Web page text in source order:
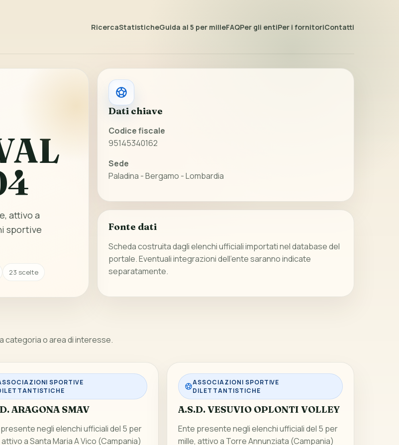
RicercaStatisticheGuida al 5 per milleFAQPer gli entiPer i fornitoriContatti
attivo a
sportive
23 scelte
Dati chiave
Codice fiscale
95145340162
Sede
Paladina - Bergamo - Lombardia
Fonte dati
Scheda costruita dagli elenchi ufficiali importati nel database del
portale. Eventuali integrazioni dell’ente saranno indicate
separatamente.
categoria o area di interesse.
SPORTIVE
ARAGONA SMAV
negli elenchi ufficiali del 5 per
attivo a Santa Maria A Vico (Campania)
ASSOCIAZIONI SPORTIVE
DILETTANTISTICHE
A.S.D. VESUVIO OPLONTI VOLLEY
Ente presente negli elenchi ufficiali del 5 per
mille, attivo a Torre Annunziata (Campania)